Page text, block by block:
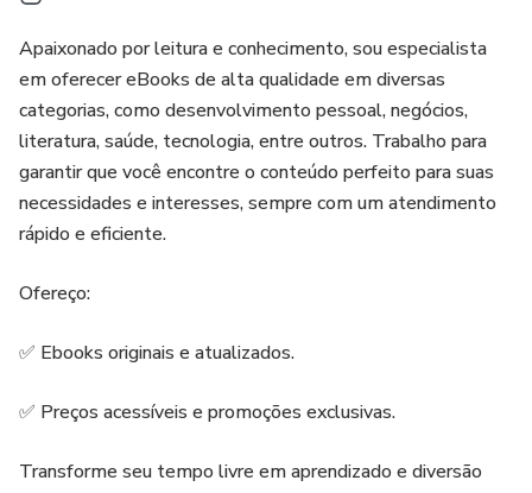
Apaixonado por leitura e conhecimento, sou especialista
em oferecer eBooks de alta qualidade em diversas
categorias, como desenvolvimento pessoal, negócios,
literatura, saúde, tecnologia, entre outros. Trabalho para
garantir que você encontre o conteúdo perfeito para suas
necessidades e interesses, sempre com um atendimento
rápido e eficiente.
Ofereço:
✅ Ebooks originais e atualizados.
✅ Preços acessíveis e promoções exclusivas.
Transforme seu tempo livre em aprendizado e diversão